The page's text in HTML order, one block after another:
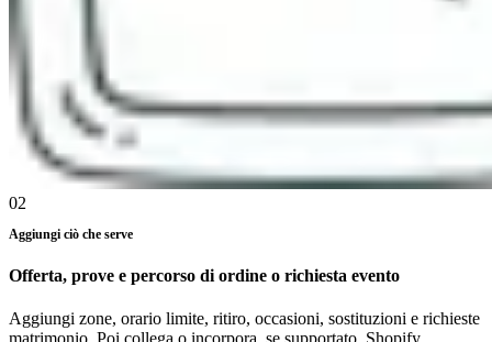
02
Aggiungi ciò che serve
Offerta, prove e percorso di ordine o richiesta evento
Aggiungi zone, orario limite, ritiro, occasioni, sostituzioni e richieste
matrimonio. Poi collega o incorpora, se supportato, Shopify,